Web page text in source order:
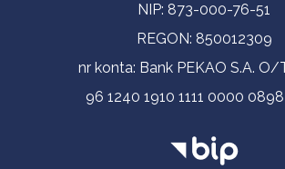
NIP: 873-000-76-51
REGON: 850012309
nr konta: Bank PEKAO S.A. O/
96 1240 1910 1111 0000